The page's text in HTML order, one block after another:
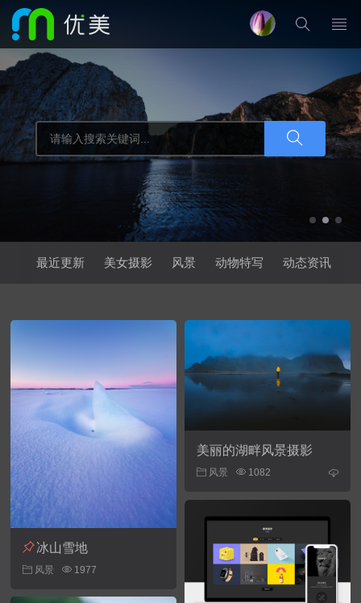
最近更新 美女摄影 风景 动物特写 动态资讯
冰山雪地
风景 1977
美丽的湖畔风景摄影
风景 1082